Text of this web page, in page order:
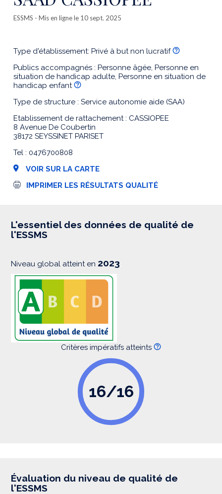
ESSMS - Mis en ligne le 10 sept. 2025
Type d'établissement: Privé à but non lucratif
Publics accompagnés : Personne âgée, Personne en
situation de handicap adulte, Personne en situation de
handicap enfant
Type de structure : Service autonomie aide (SAA)
Etablissement de rattachement : CASSIOPEE
8 Avenue De Coubertin
38172 SEYSSINET PARISET
Tel : 0476700808
VOIR SUR LA CARTE
I
s
i
IMPRIMER LES RÉSULTATS QUALITÉ
L'essentiel des données de qualité de
l'ESSMS
Niveau global atteint en 2023
Critères impératifs atteints
16/16
Évaluation du niveau de qualité de
l'ESSMS